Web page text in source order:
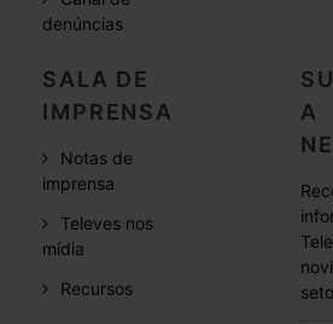
denúncias
SALA DE
IMPRENSA
Notas de
imprensa
Televes nos
mídia
Recursos
A